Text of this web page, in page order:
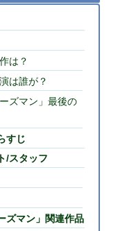
は？
は誰が？
ズマン」最後の
すじ
/スタッフ
ズマン」関連作品